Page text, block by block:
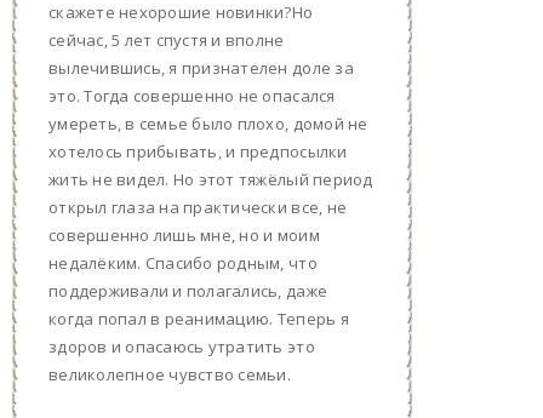
скажете нехорошие новинки?Но
сейчас, 5 лет спустя и вполне
вылечившись, я признателен доле за
это. Тогда совершенно не опасался
умереть, в семье было плохо, домой не
хотелось прибывать, и предпосылки
жить не видел. Но этот тяжёлый период
открыл глаза на практически все, не
совершенно лишь мне, но и моим
недалёким. Спасибо родным, что
поддерживали и полагались, даже
когда попал в реанимацию. Теперь я
здоров и опасаюсь утратить это
великолепное чувство семьи.